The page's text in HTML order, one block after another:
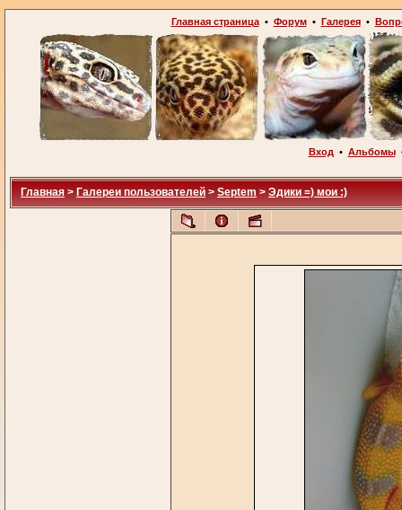
Главная страница• Форум• Галерея•
Вход • Альбомы
Главная > Галереи пользователей > Septem > Эдики =) мои :)